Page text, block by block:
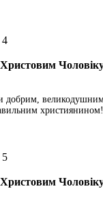
4
добрим,
християнином!
5